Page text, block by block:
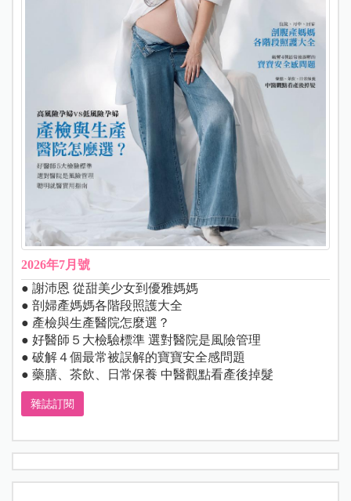
2026年7月號
● 謝沛恩 從甜美少女到優雅媽媽
● 剖婦產媽媽各階段照護大全
● 產檢與生產醫院怎麼選？
● 好醫師５大檢驗標準 選對醫院是風險管理
● 破解４個最常被誤解的寶寶安全感問題
● 藥膳、茶飲、日常保養 中醫觀點看產後掉髮
雜誌訂閱